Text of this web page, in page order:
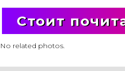
Стоит
No related photos.